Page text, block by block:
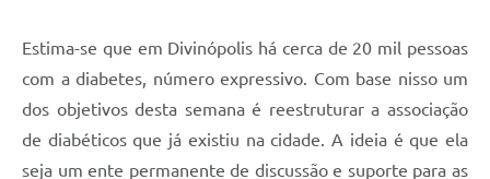
Estima-se que em Divinópolis há cerca de 20 mil pessoas
com a diabetes, número expressivo. Com base nisso um
dos objetivos desta semana é reestruturar a associação
de diabéticos que já existiu na cidade. A ideia é que ela
seja um ente permanente de discussão e suporte para as